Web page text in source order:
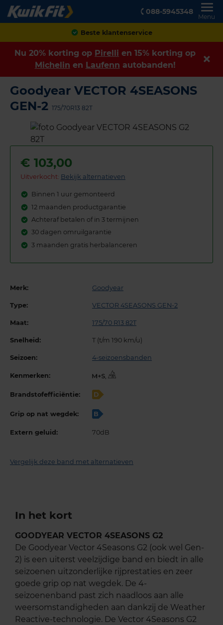
088-5945348
Menu
Achteraf betalen
Nu 20% korting op Pirelli en 15% korting op
Michelin en Laufenn autobanden!
Goodyear VECTOR 4SEASONS
GEN-2 175/70R13 82T
€ 103,00
Uitverkocht: Bekijk alternatieven
Binnen 1 uur gemonteerd
12 maanden productgarantie
Achteraf betalen of in 3 termijnen
30 dagen omruilgarantie
3 maanden gratis herbalanceren
Merk: Goodyear
Type: VECTOR 4SEASONS GEN-2
Maat: 175/70 R13 82T
Snelheid: T (t/m 190 km/u)
Seizoen: 4-seizoensbanden
Kenmerken: ,
Brandstofefficiëntie: D
Grip op nat wegdek: B
Extern geluid: 70dB
Vergelijk deze band met alternatieven
In het kort
GOODYEAR VECTOR 4SEASONS G2
De Goodyear Vector 4Seasons G2 (ook wel Gen-
2) is een uiterst veelzijdige band en biedt in alle
seizoenen uitzonderlijke rijprestaties en zeer
goede grip op nat wegdek. De 4-
seizoenenband past zich naadloos aan alle
weersomstandigheden aan dankzij de Weather
Reactive-technologie. De Vector 4Seasons G2